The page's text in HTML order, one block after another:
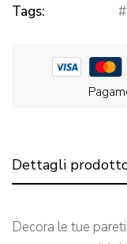
Tags:
Dettagli
Decora le tue